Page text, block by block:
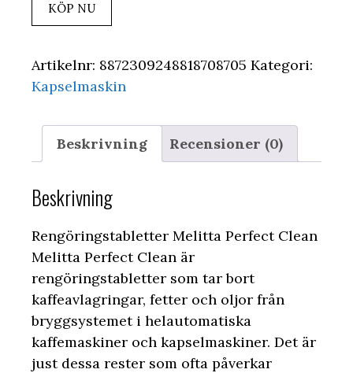
KÖP NU
Artikelnr: 8872309248818708705 Kategori:
Kapselmaskin
Beskrivning Recensioner (0)
Beskrivning
Rengöringstabletter Melitta Perfect Clean
Melitta Perfect Clean är
rengöringstabletter som tar bort
kaffeavlagringar, fetter och oljor från
bryggsystemet i helautomatiska
kaffemaskiner och kapselmaskiner. Det är
just dessa rester som ofta påverkar